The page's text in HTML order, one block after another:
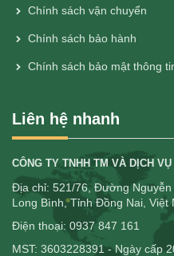
Chính sách vận chuyển
Chính sách bảo hành
Chính sách bảo mật thông
Liên hệ nhanh
CÔNG TY TNHH TM VÀ DỊCH
Địa chỉ: 521/76, Đường
Long Bình, Tỉnh Đồng Nai, Việt
Điện thoại: 0937 847 161
MST: 3603228391 - Ngày cấp